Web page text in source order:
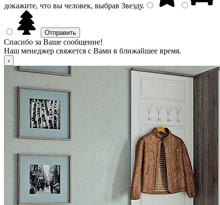
докажите, что вы человек, выбрав Звезду.
Спасибо за Ваше сообщение!
Наш менеджер свяжется с Вами в ближайшее время.